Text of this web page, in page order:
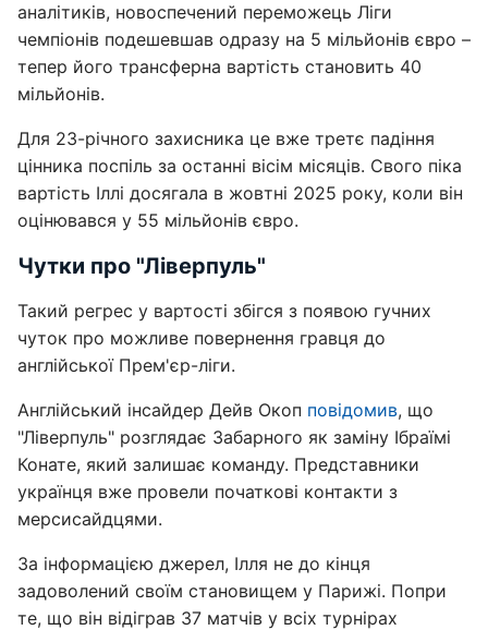
аналітиків, новоспечений переможець Ліги
чемпіонів подешевшав одразу на 5 мільйонів євро –
тепер його трансферна вартість становить 40
мільйонів.
Для 23-річного захисника це вже третє падіння
цінника поспіль за останні вісім місяців. Свого піка
вартість Іллі досягала в жовтні 2025 року, коли він
оцінювався у 55 мільйонів євро.
Чутки про "Ліверпуль"
Такий регрес у вартості збігся з появою гучних
чуток про можливе повернення гравця до
англійської Прем'єр-ліги.
Англійський інсайдер Дейв Окоп повідомив, що
"Ліверпуль" розглядає Забарного як заміну Ібраїмі
Конате, який залишає команду. Представники
українця вже провели початкові контакти з
мерсисайдцями.
За інформацією джерел, Ілля не до кінця
задоволений своїм становищем у Парижі. Попри
те, що він відіграв 37 матчів у всіх турнірах